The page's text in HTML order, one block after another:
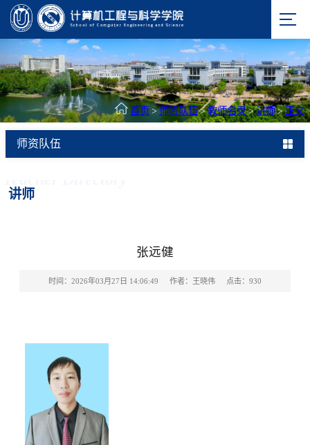
首页 >师资队伍>教师名录>讲师>正文
师资队伍
讲师
张远健
时间：2026年03月27日 14:06:49 作者：王晓伟 点击： 930